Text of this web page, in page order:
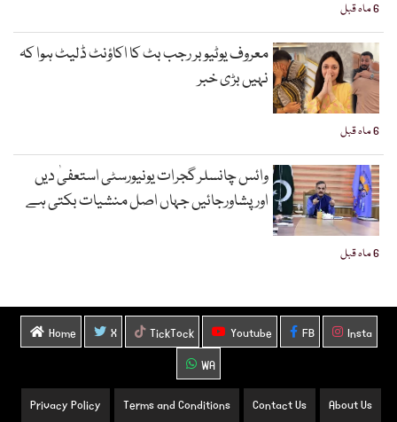
6 ماہ قبل
6 ماہ قبل
معروف یوٹیوبر رجب بٹ کا اکاؤنٹ ڈلیٹ ہوا کہ
نہیں بڑی خبر
6 ماہ قبل
وائس چانسلر گجرات یونیورسٹی استعفیٰ دیں
اورپشاورجائیں جہاں اصل منشیات بکتی ہے
Home X TickTock Youtube FB
Insta
WA
About Us
Contact Us
Terms and Conditions
Privacy Policy